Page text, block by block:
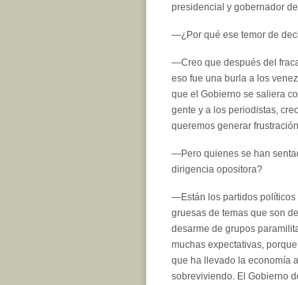
presidencial y gobernador de
—¿Por qué ese temor de
—Creo que después del
eso fue una burla a los
que el Gobierno se saliera
gente y a los periodistas,
queremos generar frustración.
—Pero quienes se han
dirigencia opositora?
—Están los partidos políticos
gruesas de temas que son
desarme de grupos
muchas expectativas,
que ha llevado la economía
sobreviviendo. El Gobierno